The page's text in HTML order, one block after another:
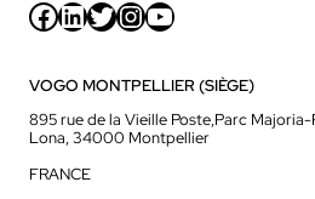
Facebook LinkedIn Twitter InstagramYouTube
VOGO MONTPELLIER (SIÈGE)
895 rue de la Vieille Poste,Parc
Lona, 34000 Montpellier
FRANCE